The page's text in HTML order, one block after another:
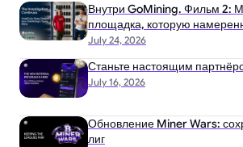
July 24, 2026
Внутри GoMining. Фильм 2:
площадка, которую
July 16, 2026
Станьте настоящим
Обновление Miner Wars:
лиг